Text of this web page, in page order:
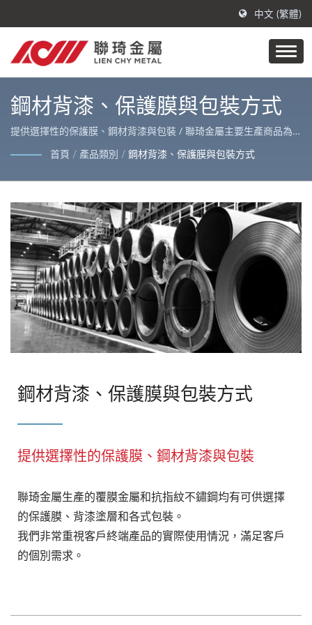
中文 (繁體)
鋼材背漆、保護膜與包裝方式
提供選擇性的保護膜、鋼材背漆與包裝 / 聯琦金屬主要生產商品為
PVC覆膜金屬、抗指紋不鏽鋼及金屬原材，亮麗外觀適用於各式室內
首頁 / 產品類別 / 鋼材背漆、保護膜與包裝方式
鋼材背漆、保護膜與包裝方式
提供選擇性的保護膜、鋼材背漆與包裝
聯琦金屬生產的覆膜金屬和抗指紋不鏽鋼均有可供選擇
的保護膜、背漆塗層和各式包裝。
我們非常重視客戶終端產品的實際使用情況，滿足客戶
的個別需求。